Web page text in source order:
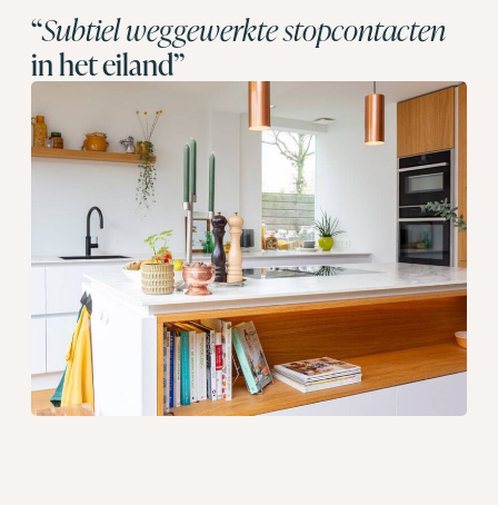
“Subtiel weggewerkte stopcontacten
in het eiland”